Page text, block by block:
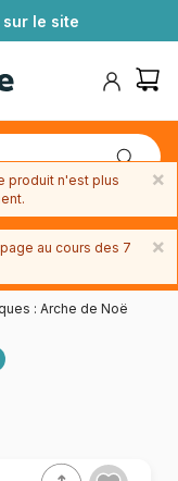
le site
en 4x sans frais
avec Paypal
: Arche de Noë
×
produit n'est plus
×
au cours des 7